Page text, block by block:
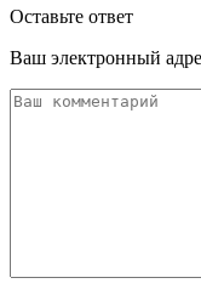
Оставьте ответ
Ваш электронный